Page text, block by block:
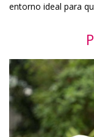
entorno ideal para